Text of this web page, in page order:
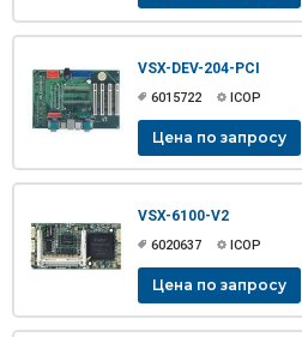
VSX-DEV-204-PCI
6015722 ICOP
Цена по запросу
VSX-6100-V2
6020637 ICOP
Цена по запросу